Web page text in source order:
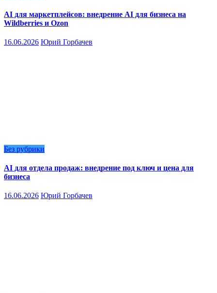
AI для маркетплейсов: внедрение AI для бизнеса на
Wildberries и Ozon
16.06.2026 Юрий Горбачев
Без рубрики
AI для отдела продаж: внедрение под ключ и цена для
бизнеса
16.06.2026 Юрий Горбачев